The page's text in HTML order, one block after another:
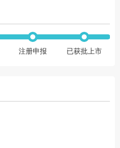
注册申报 已获批上市